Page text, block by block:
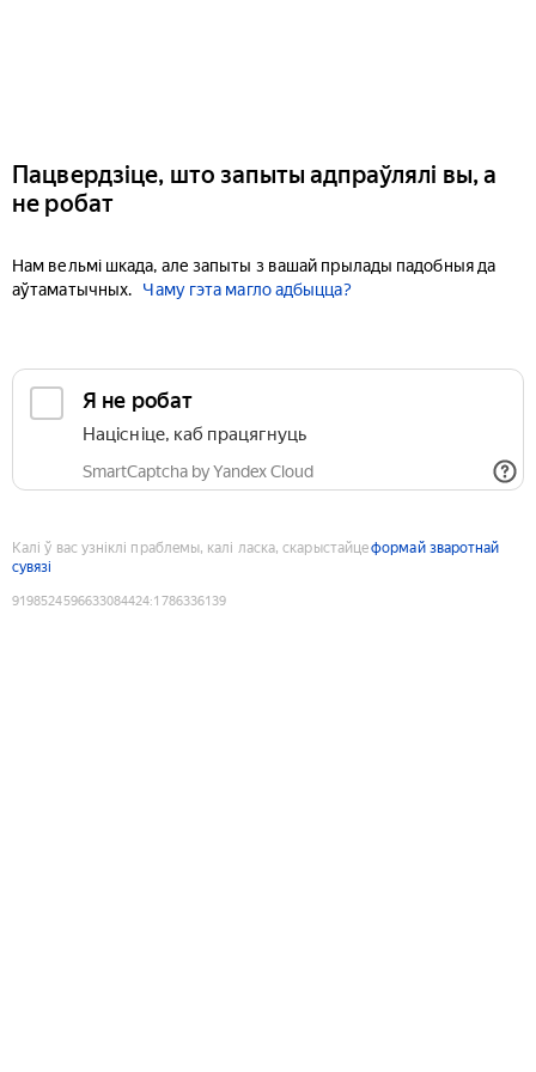
Пацвердзіце, што запыты адпраўлялі вы, а
не робат
Нам вельмі шкада, але запыты з вашай прылады падобныя да
аўтаматычных.
Чаму гэта магло адбыцца?
Я не робат
Націсніце, каб працягнуць
SmartCaptcha by Yandex Cloud
Калі ў вас узніклі праблемы, калі ласка, скарыстайцеформай зваротнай
сувязі
9198524596633084424:1786336139